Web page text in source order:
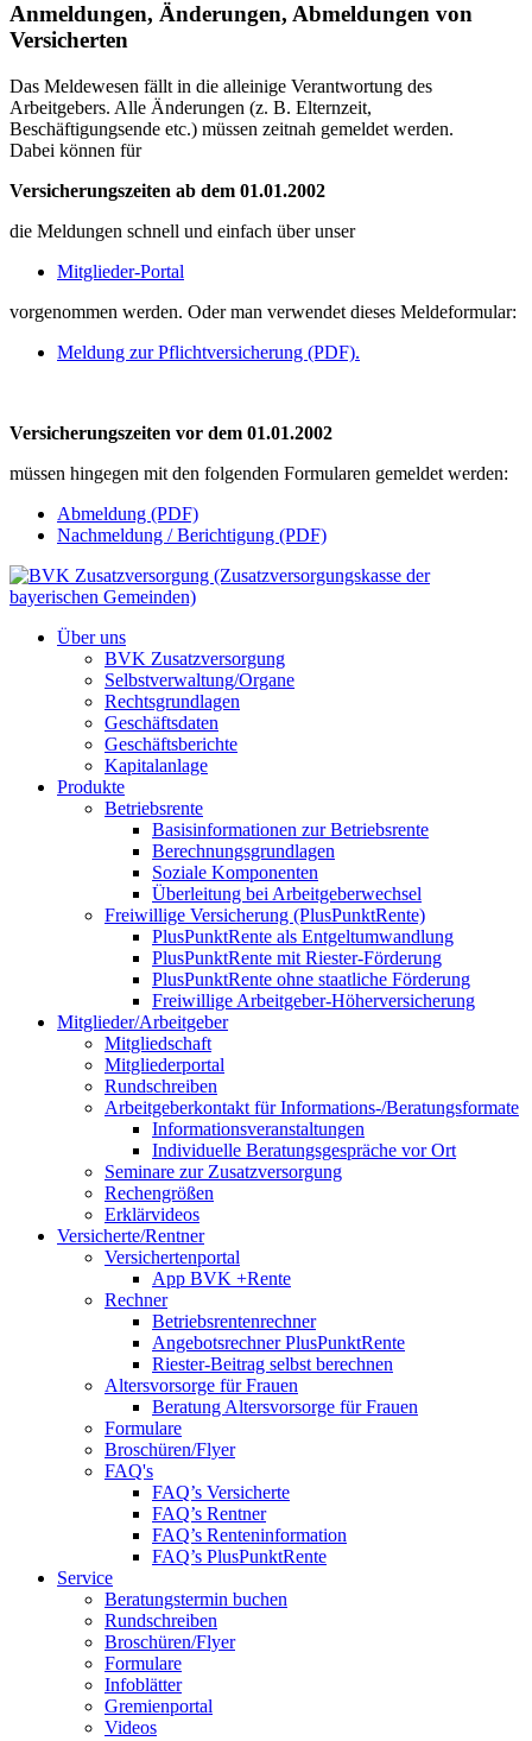
Anmeldungen, Änderungen, Abmeldungen von
Versicherten
Das Meldewesen fällt in die alleinige Verantwortung des
Arbeitgebers. Alle Änderungen (z. B. Elternzeit,
Beschäftigungsende etc.) müssen zeitnah gemeldet werden.
Dabei können für
Versicherungszeiten ab dem 01.01.2002
die Meldungen schnell und einfach über unser
Mitglieder-Portal
vorgenommen werden. Oder man verwendet dieses Meldeformular:
Meldung zur Pflichtversicherung (PDF).
Versicherungszeiten vor dem 01.01.2002
müssen hingegen mit den folgenden Formularen gemeldet werden:
Abmeldung (PDF)
Nachmeldung / Berichtigung (PDF)
Über uns
BVK Zusatzversorgung
Selbstverwaltung/Organe
Rechtsgrundlagen
Geschäftsdaten
Geschäftsberichte
Kapitalanlage
Produkte
Betriebsrente
Basisinformationen zur Betriebsrente
Berechnungsgrundlagen
Soziale Komponenten
Überleitung bei Arbeitgeberwechsel
Freiwillige Versicherung (PlusPunktRente)
PlusPunktRente als Entgeltumwandlung
PlusPunktRente mit Riester-Förderung
PlusPunktRente ohne staatliche Förderung
Freiwillige Arbeitgeber-Höherversicherung
Mitglieder/Arbeitgeber
Mitgliedschaft
Mitgliederportal
Rundschreiben
Arbeitgeberkontakt für Informations-/Beratungsformate
Informationsveranstaltungen
Individuelle Beratungsgespräche vor Ort
Seminare zur Zusatzversorgung
Rechengrößen
Erklärvideos
Versicherte/Rentner
Versichertenportal
App BVK +Rente
Rechner
Betriebsrentenrechner
Angebotsrechner PlusPunktRente
Riester-Beitrag selbst berechnen
Altersvorsorge für Frauen
Beratung Altersvorsorge für Frauen
Formulare
Broschüren/Flyer
FAQ's
FAQ’s Versicherte
FAQ’s Rentner
FAQ’s Renteninformation
FAQ’s PlusPunktRente
Service
Beratungstermin buchen
Rundschreiben
Broschüren/Flyer
Formulare
Infoblätter
Gremienportal
Videos